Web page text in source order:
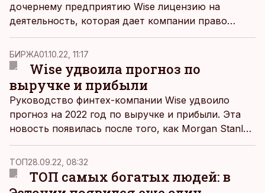
дочернему предприятию Wise лицензию на
деятельность, которая дает компании право
предлагать различные инвестиционные услуги.
БИРЖА01.10.22, 11:17
Wise удвоила прогноз по
выручке и прибыли
Руководство финтех-компании Wise удвоило
прогноз на 2022 год по выручке и прибыли. Эта
новость появилась после того, как Morgan Stanley
повысил целевую цену на акции Wise с 570 до
700 пенсов - за последние пять дней их курс
вырос более чем на 17%.
ТОП28.09.22, 08:32
ТОП самых богатых людей: в